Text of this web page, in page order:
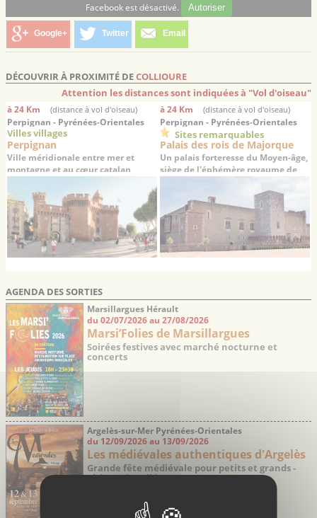
Facebook est désactivé. Autoriser
Google+ Twitter Email
DÉCOUVRIR À PROXIMITÉ DECOLLIOURE
Attention les distances sont indiquées à "Vol d'oiseau"
à 24 Km (distance à vol d'oiseau)
Perpignan - Pyrénées-Orientales
Villes villages
Perpignan
Ville méridionale entre mer et
montagne et au cœur catalan
à 24 Km (distance à vol d'oiseau)
Perpignan - Pyrénées-Orientales
Sites remarquables
Palais des rois de Majorque
Un palais forteresse du Moyen-âge,
siège de l'éphémère royaume de
AGENDA DES SORTIES
Marsillargues Hérault
du 02/07/2026 au 27/08/2026
Marsi’Folies de Marsillargues
Soirées festives avec marché nocturne et
concerts
Argelès-sur-Mer Pyrénées-Orientales
du 12/09/2026 au 13/09/2026
Les médiévales authentiques d'Argelès
Grande fête médiévale pour petits et grands -
Thèmes les Vikings